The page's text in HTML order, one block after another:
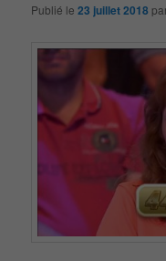
Publié le23 juillet 2018